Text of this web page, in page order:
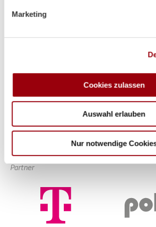
verarbeitet werden, und legen Sie Ihre
Abschnitt Einzelheiten
personalisieren, Funktionen für soziale
soziale Medien, Werbung und Analysen
Partner führen diese Informationen
weiteren Daten zusammen, die Sie
haben oder die sie im Rahmen Ihrer
Marketing
Cookies zulassen
Auswahl erlauben
Nur notwendige
Partner